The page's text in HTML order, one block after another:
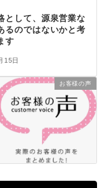
として、源泉営業な
るのではないかと考
す
15日
お客様の声